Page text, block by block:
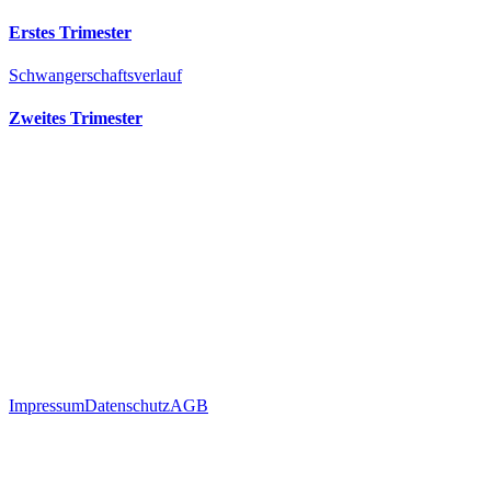
Erstes Trimester
Schwangerschaftsverlauf
Zweites Trimester
ImpressumDatenschutzAGB